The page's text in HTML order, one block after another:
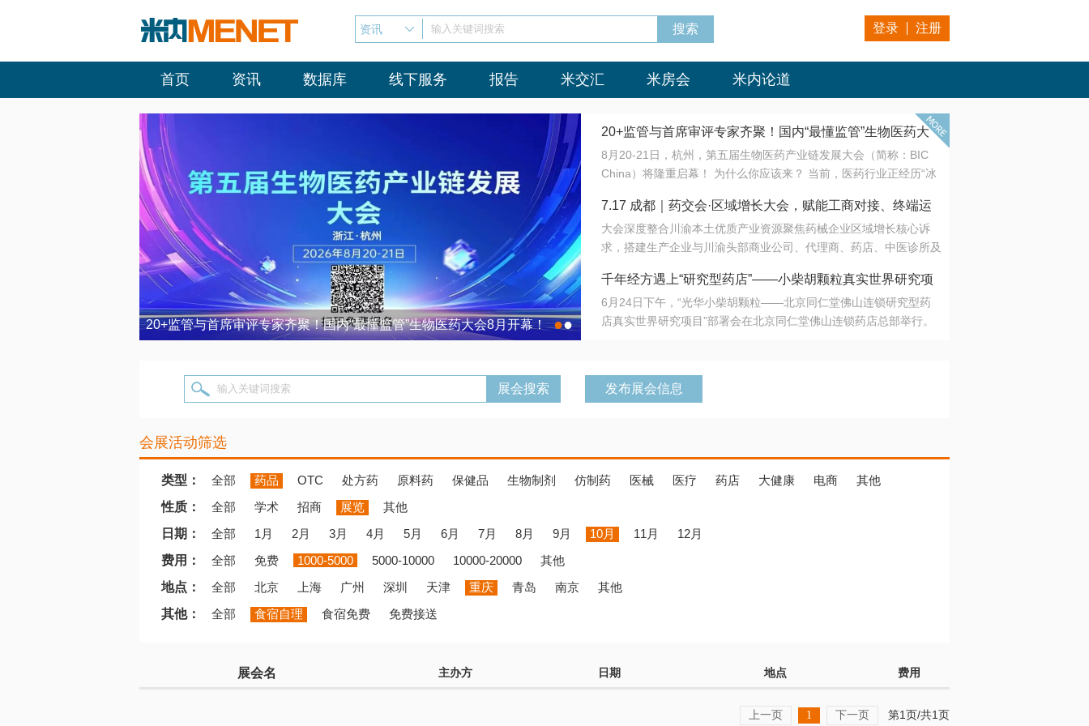
资讯 输入关键词搜索 登录 注册
首页 资讯 数据库 线下服务 报告 米交汇 米房会 米内论道
20+监管与首席审评专家齐聚！国内“最懂监管”生物医药大会8月开幕！ 7.17 成都｜药交会·区域增长大会，赋能工商对接、终端运营
●●
20+监管与首席审评专家齐聚！国内“最懂监管”生物医药大
会8月开幕！
8月20-21日，杭州，第五届生物医药产业链发展大会（简称：BIC
China）将隆重启幕！ 为什么你应该来？ 当前，医药行业正经历“冰
法正重新定义研发效率；另一端是创新药“最后一公里”的支付与入院
难题，呼唤更成熟的产业生态。 同质化“内卷”已无出路，全产业链协
同与出海能力建设才是破局关键。 本届大会以 “重构生态，定义未
算力突围；从中药创新、复杂药物制剂、CGT、多肽与小核酸的技
术攻坚，到CDMO的柔性智造。 我们致力于打破壁垒，让“实验
室”与“生产线”、“研发端”与“支付端”深度对话，更让监管、产业、资
7.17 成都｜药交会·区域增长大会，赋能工商对接、终端运
营
大会深度整合川渝本土优质产业资源聚焦药械企业区域增长核心诉
求，搭建生产企业与川渝头部商业公司、代理商、药店、中医诊所及
域增量份额夯实西南市场战略布局
千年经方遇上“研究型药店”——小柴胡颗粒真实世界研究项
目在北京同仁堂佛山连锁启动
6月24日下午，“光华小柴胡颗粒——北京同仁堂佛山连锁研究型药
店真实世界研究项目”部署会在北京同仁堂佛山连锁药店总部举行。
输入关键词搜索 发布展会信息
会展活动筛选
类型： 全部 药品 OTC 处方药 原料药 保健品 生物制剂 仿制药 医械 医疗 药店 大健康 电商
其他
性质：
全部 学术 招商 展览
其他
日期：
全部 1月 2月 3月 4月 5月 6月 7月 8月 9月 10月 11月
12月
费用：
全部 免费 1000-5000 5000-10000 10000-20000
其他
地点：
全部 北京 上海 广州 深圳 天津 重庆 青岛 南京
其他
其他：
全部 食宿自理 食宿免费 免费接送
展会名 主办方 日期 地点 费用
上一页 1 下一页 第1页/共1页